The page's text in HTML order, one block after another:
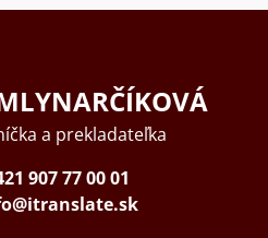
a prekladateľka
907 77 00 01